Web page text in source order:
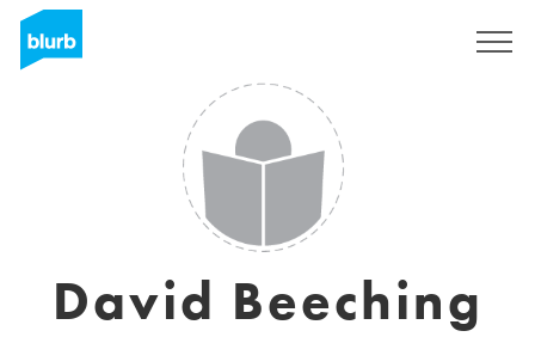
David Beeching